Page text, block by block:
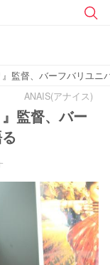
』監督、バーフバリユニ
ANAIS(アナイス)
監督、バー